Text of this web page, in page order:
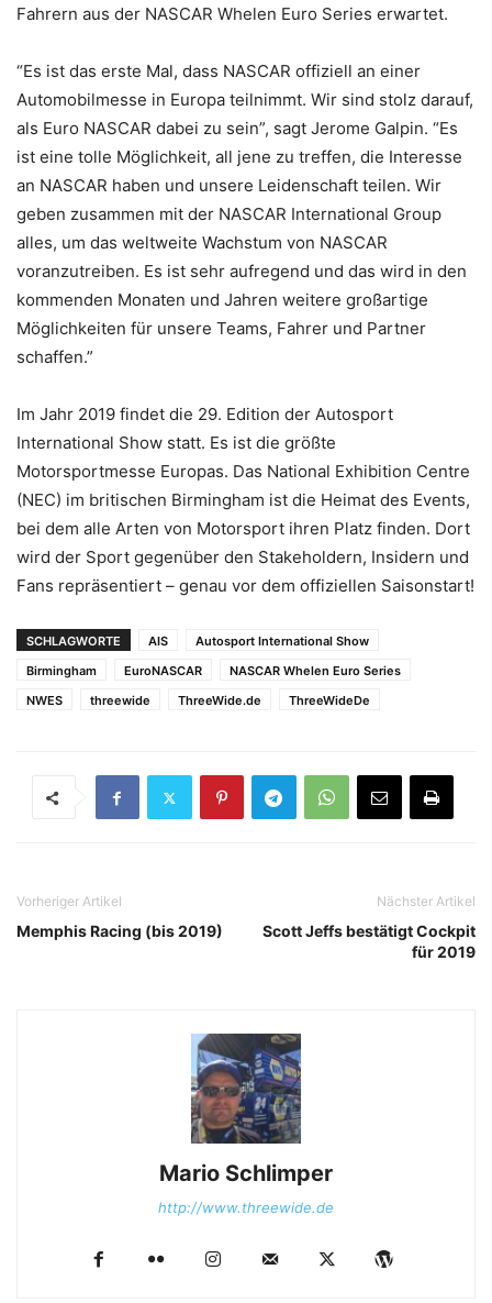
Fahrern aus der NASCAR Whelen Euro Series erwartet.
“Es ist das erste Mal, dass NASCAR offiziell an einer
Automobilmesse in Europa teilnimmt. Wir sind stolz darauf,
als Euro NASCAR dabei zu sein”, sagt Jerome Galpin. “Es
ist eine tolle Möglichkeit, all jene zu treffen, die Interesse
an NASCAR haben und unsere Leidenschaft teilen. Wir
geben zusammen mit der NASCAR International Group
alles, um das weltweite Wachstum von NASCAR
voranzutreiben. Es ist sehr aufregend und das wird in den
kommenden Monaten und Jahren weitere großartige
Möglichkeiten für unsere Teams, Fahrer und Partner
schaffen.”
Im Jahr 2019 findet die 29. Edition der Autosport
International Show statt. Es ist die größte
Motorsportmesse Europas. Das National Exhibition Centre
(NEC) im britischen Birmingham ist die Heimat des Events,
bei dem alle Arten von Motorsport ihren Platz finden. Dort
wird der Sport gegenüber den Stakeholdern, Insidern und
Fans repräsentiert – genau vor dem offiziellen Saisonstart!
SCHLAGWORTE AIS
Autosport International Show
Birmingham
EuroNASCAR
NASCAR Whelen Euro Series
NWES
threewide ThreeWide.de ThreeWideDe
Vorheriger Artikel
Memphis Racing (bis 2019)
Nächster Artikel
Scott Jeffs bestätigt Cockpit
für 2019
Mario Schlimper
http://www.threewide.de